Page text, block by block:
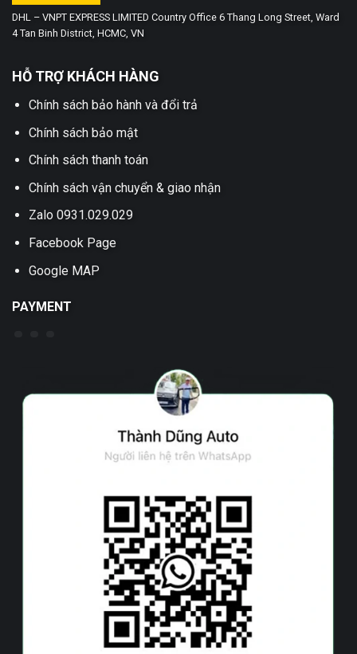
DHL – VNPT EXPRESS LIMITED Country Office 6 Thang Long Street, Ward
4 Tan Binh District, HCMC, VN
HỖ TRỢ KHÁCH HÀNG
Chính sách bảo hành và đổi trả
Chính sách bảo mật
Chính sách thanh toán
Chính sách vận chuyển & giao nhận
Zalo 0931.029.029
Facebook Page
Google MAP
PAYMENT